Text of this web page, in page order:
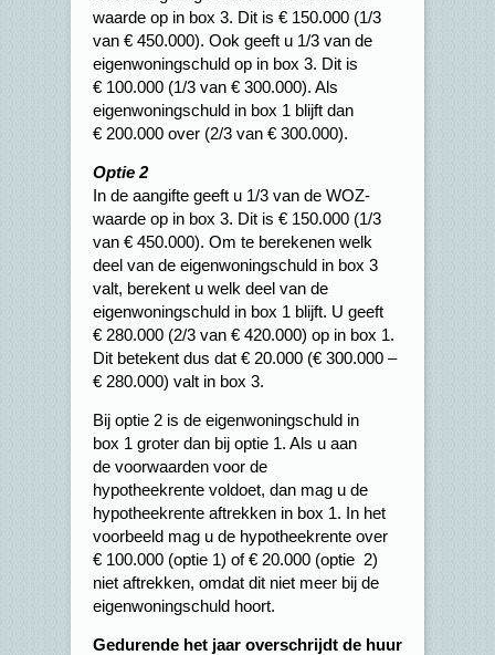
waarde op in box 3. Dit is € 150.000 (1/3
van € 450.000). Ook geeft u 1/3 van de
eigenwoningschuld op in box 3. Dit is
€ 100.000 (1/3 van € 300.000). Als
eigenwoningschuld in box 1 blijft dan
€ 200.000 over (2/3 van € 300.000).
Optie 2
In de aangifte geeft u 1/3 van de WOZ-
waarde op in box 3. Dit is € 150.000 (1/3
van € 450.000). Om te berekenen welk
deel van de eigenwoningschuld in box 3
valt, berekent u welk deel van de
eigenwoningschuld in box 1 blijft. U geeft
€ 280.000 (2/3 van € 420.000) op in box 1.
Dit betekent dus dat € 20.000 (€ 300.000 –
€ 280.000) valt in box 3.
Bij optie 2 is de eigenwoningschuld in
box 1 groter dan bij optie 1. Als u aan
de voorwaarden voor de
hypotheekrente voldoet, dan mag u de
hypotheekrente aftrekken in box 1. In het
voorbeeld mag u de hypotheekrente over
€ 100.000 (optie 1) of € 20.000 (optie 2)
niet aftrekken, omdat dit niet meer bij de
eigenwoningschuld hoort.
Gedurende het jaar overschrijdt de huur